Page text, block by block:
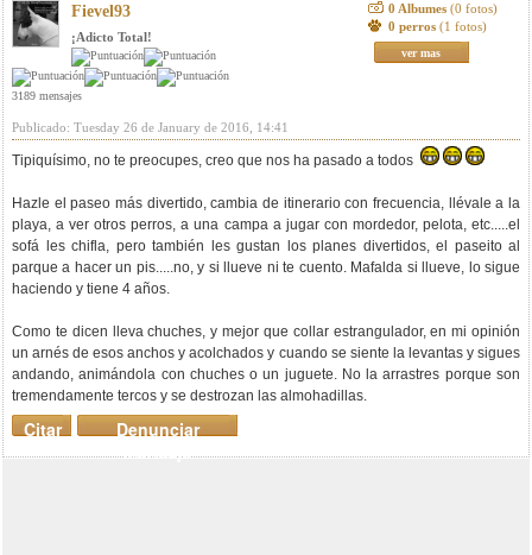
Fievel93
¡Adicto Total!
3189 mensajes
0 Albumes (0 fotos)
0 perros (1 fotos)
ver mas
Publicado: Tuesday 26 de January de 2016, 14:41
Tipiquísimo, no te preocupes, creo que nos ha pasado a todos
Hazle el paseo más divertido, cambia de itinerario con frecuencia, llévale a la
playa, a ver otros perros, a una campa a jugar con mordedor, pelota, etc.....el
sofá les chifla, pero también les gustan los planes divertidos, el paseito al
parque a hacer un pis.....no, y si llueve ni te cuento. Mafalda si llueve, lo sigue
haciendo y tiene 4 años.
Como te dicen lleva chuches, y mejor que collar estrangulador, en mi opinión
un arnés de esos anchos y acolchados y cuando se siente la levantas y sigues
andando, animándola con chuches o un juguete. No la arrastres porque son
tremendamente tercos y se destrozan las almohadillas.
Denunciar
mensaje
Citar